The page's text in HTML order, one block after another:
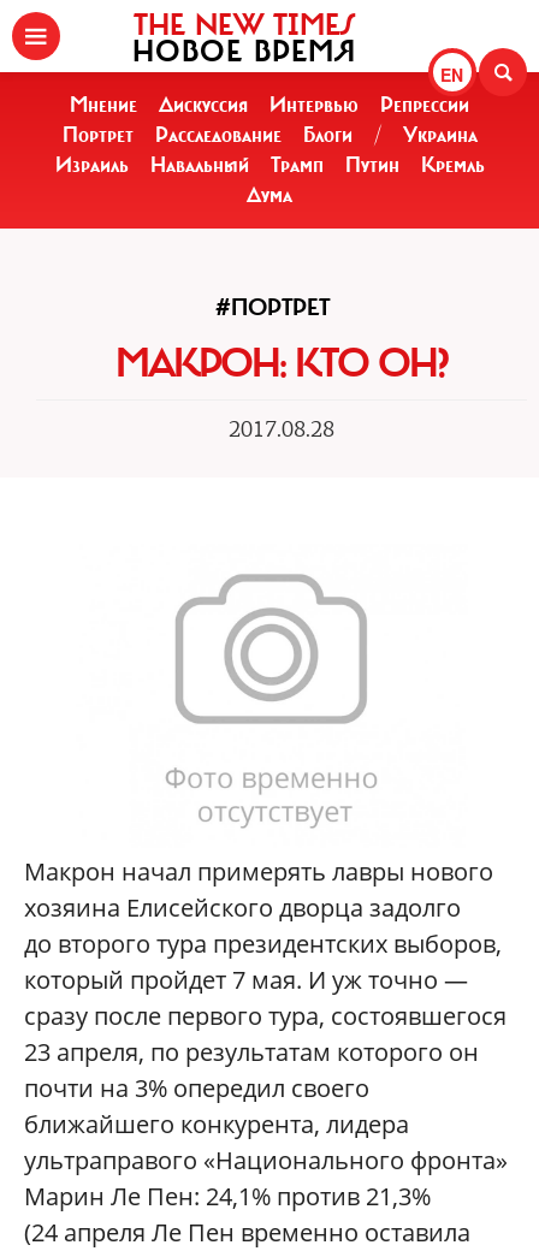
EN
THE NEW TIMES
НОВОЕ ВРЕМЯ
Мнение Дискуссия Интервью
Репрессии
Портрет
Расследование Блоги /
Украина
Израиль
Навальный Трамп Путин
Кремль
Дума
#ПОРТРЕТ
МАКРОН: КТО ОН?
2017.08.28
Макрон начал примерять лавры нового
хозяина Елисейского дворца задолго
до второго тура президентских выборов,
который пройдет 7 мая. И уж точно —
сразу после первого тура, состоявшегося
23 апреля, по результатам которого он
почти на 3% опередил своего
ближайшего конкурента, лидера
ультраправого «Национального фронта»
Марин Ле Пен: 24,1% против 21,3%
(24 апреля Ле Пен временно оставила